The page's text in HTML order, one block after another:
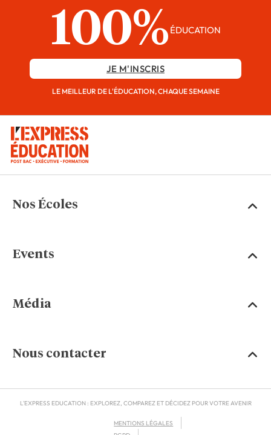
100% ÉDUCATION
JE M'INSCRIS
LE MEILLEUR DE L'ÉDUCATION, CHAQUE SEMAINE
Nos Écoles
Events
Média
Nous contacter
L'EXPRESS EDUCATION : EXPLOREZ, COMPAREZ ET DÉCIDEZ POUR VOTRE AVENIR
MENTIONS LÉGALES